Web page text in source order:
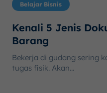
Belajar Bisnis
Kenali 5 Jenis
Barang
Bekerja di gudang sering
tugas fisik. Akan...